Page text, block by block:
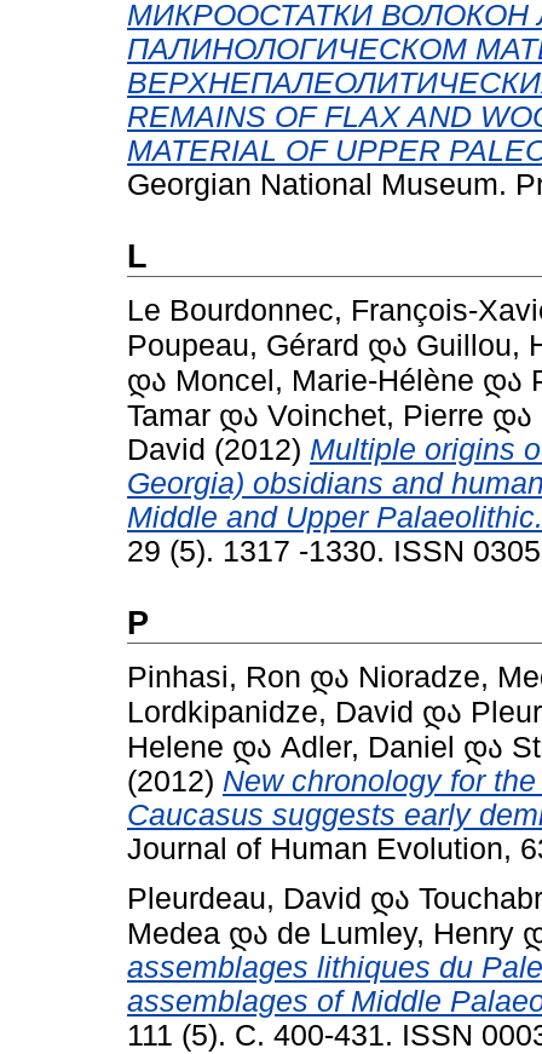
МИКРООСТАТКИ ВОЛОКОН
ПАЛИНОЛОГИЧЕСКОМ
REMAINS OF FLAX AND
MATERIAL OF UPPER
Georgian National Museum.
L
Le Bourdonnec, François-
Poupeau, Gérard და Guillou,
და Moncel, Marie-Hélène და
Tamar და Voinchet, Pierre და
David (2012) Multiple origins
Georgia) obsidians and
Middle and Upper Palaeolithic.
29 (5). 1317 -1330. ISSN
P
Pinhasi, Ron და Nioradze,
Lordkipanidze, David და
Helene და Adler, Daniel და
(2012) New chronology for
Caucasus suggests early
Journal of Human Evolution,
Pleurdeau, David და
Medea და de Lumley, Henry
assemblages lithiques du
assemblages of Middle
111 (5). С. 400-431. ISSN